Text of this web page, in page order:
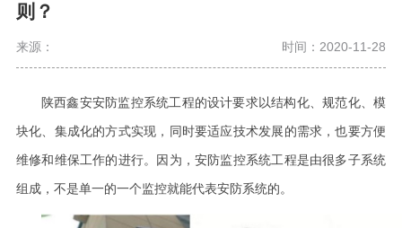
则？
来源： 时间：2020-11-28
陕西鑫安安防监控系统工程的设计要求以结构化、规范化、模
块化、集成化的方式实现，同时要适应技术发展的需求，也要方便
维修和维保工作的进行。因为，安防监控系统工程是由很多子系统
组成，不是单一的一个监控就能代表安防系统的。